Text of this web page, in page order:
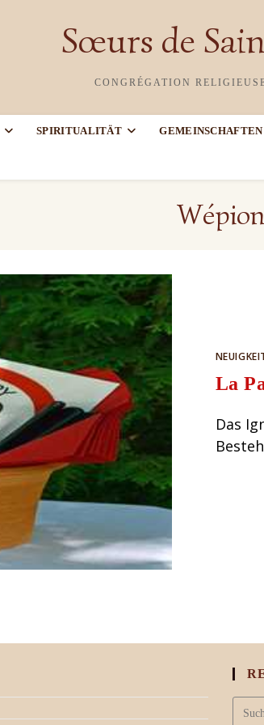
Sœurs de
CONGRÉGATION
SPIRITUALITÄT GEMEINSCHAFTEN
Wépion
La
Das